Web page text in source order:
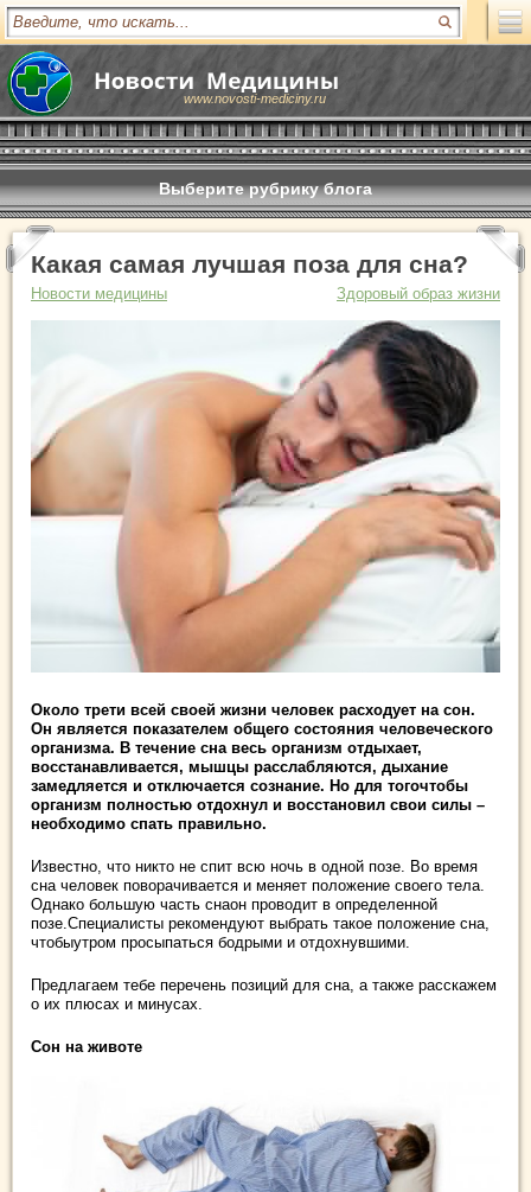
www.novosti-mediciny.ru
Выберите рубрику блога
Какая самая лучшая поза для сна?
Новости медицины Здоровый образ жизни
Около трети всей своей жизни человек расходует на сон.
Он является показателем общего состояния человеческого
организма. В течение сна весь организм отдыхает,
восстанавливается, мышцы расслабляются, дыхание
замедляется и отключается сознание. Но для тогочтобы
организм полностью отдохнул и восстановил свои силы –
необходимо спать правильно.
Известно, что никто не спит всю ночь в одной позе. Во время
сна человек поворачивается и меняет положение своего тела.
Однако большую часть снаон проводит в определенной
позе.Специалисты рекомендуют выбрать такое положение сна,
чтобыутром просыпаться бодрыми и отдохнувшими.
Предлагаем тебе перечень позиций для сна, а также расскажем
о их плюсах и минусах.
Сон на животе